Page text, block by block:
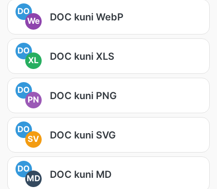
DO
We
DOC kuni WebP
DO
XL
DOC kuni XLS
DO
PN
DOC kuni PNG
DO
SV
DOC kuni SVG
DO
MD
DOC kuni MD